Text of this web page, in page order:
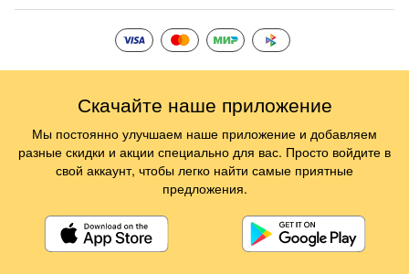
Скачайте наше приложение
Мы постоянно улучшаем наше приложение и добавляем
разные скидки и акции специально для вас. Просто войдите в
свой аккаунт, чтобы легко найти самые приятные
предложения.